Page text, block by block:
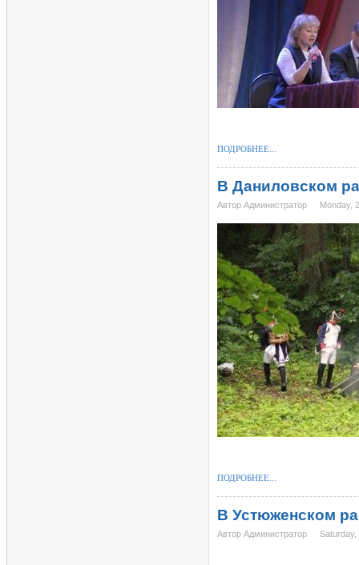
ПОДРОБНЕЕ...
В Даниловском
Автор Администратор Monday,
ПОДРОБНЕЕ...
В Устюженском
Автор Администратор Saturday,